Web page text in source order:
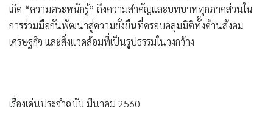
เกิด “ความตระหนักรู้” ถึงความสำคัญและบทบาททุกภาคส่วนใน
การร่วมมือกันพัฒนาสู่ความยั่งยืนที่ครอบคลุมมิติทั้งด้านสังคม
เศรษฐกิจ และสิ่งแวดล้อมที่เป็นรูปธรรมในวงกว้าง
เรื่องเด่นประจำฉบับ มีนาคม 2560